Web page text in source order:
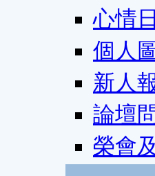
心情
個人
新人
論壇
榮會